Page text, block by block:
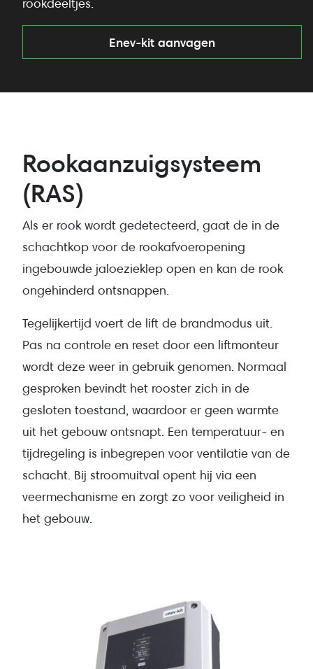
rookdeeltjes.
Enev-kit aanvagen
Rookaanzuigsysteem
(RAS)
Als er rook wordt gedetecteerd, gaat de in de
schachtkop voor de rookafvoeropening
ingebouwde jaloezieklep open en kan de rook
ongehinderd ontsnappen.
Tegelijkertijd voert de lift de brandmodus uit.
Pas na controle en reset door een liftmonteur
wordt deze weer in gebruik genomen. Normaal
gesproken bevindt het rooster zich in de
gesloten toestand, waardoor er geen warmte
uit het gebouw ontsnapt. Een temperatuur- en
tijdregeling is inbegrepen voor ventilatie van de
schacht. Bij stroomuitval opent hij via een
veermechanisme en zorgt zo voor veiligheid in
het gebouw.